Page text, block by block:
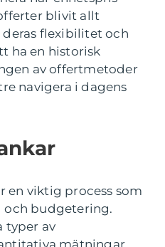
blivit allt
flexibilitet och
ha en historisk
av offertmetoder
navigera i dagens
en viktig process som
och budgetering.
typer av
mätningar